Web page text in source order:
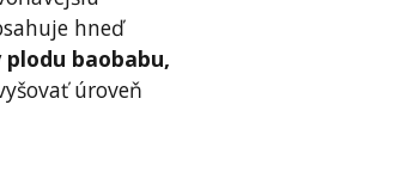
hneď
baobabu,
úroveň